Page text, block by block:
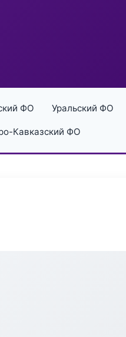
ФО Уральский ФО
Кавказский ФО